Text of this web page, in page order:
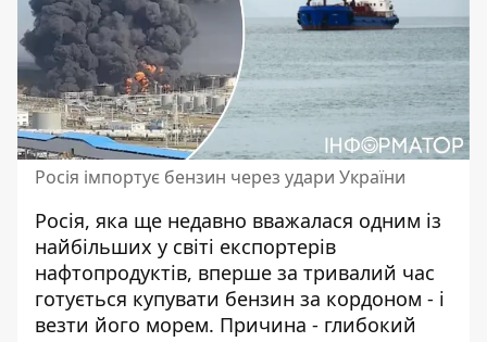
Росія імпортує бензин через удари України
Росія, яка ще недавно вважалася одним із
найбільших у світі експортерів
нафтопродуктів, вперше за тривалий час
готується купувати бензин за кордоном - і
везти його морем. Причина - глибокий